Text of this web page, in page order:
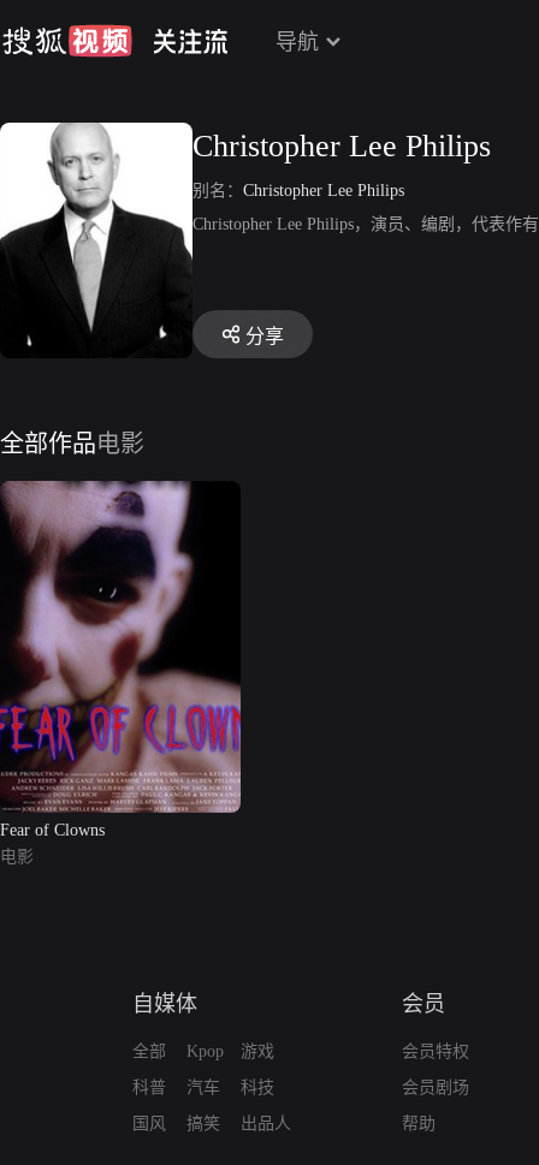
导航
Christopher Lee Philips
别名： Christopher Lee Philips
Christopher Lee Philips，演员、编剧，代表作
分享
全部作品电影
Fear of Clowns
电影
自媒体
全部
科普
国风
Kpop
汽车
搞笑
游戏
科技
出品人
会员
会员特权
会员剧场
帮助